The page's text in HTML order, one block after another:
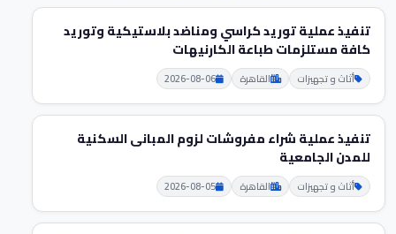
تنفيذ عملية توريد كراسي ومناضد بلاستيكية وتوريد
كافة مستلزمات طباعة الكارنيهات
أثاث و تجهيزات القاهرة 2026-08-06
تنفيذ عملية شراء مفروشات لزوم المبانى السكنية
للمدن الجامعية
أثاث و تجهيزات القاهرة 2026-08-05